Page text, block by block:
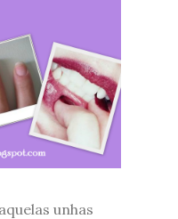
unhas